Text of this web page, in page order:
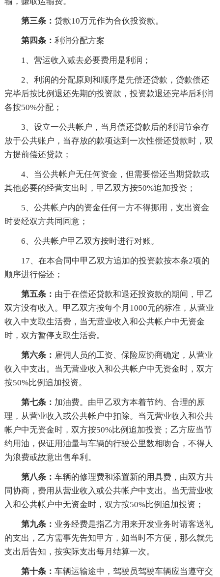
第三条： 贷款10万元作为合伙投资款。
第四条： 利润分配方案
1、营运收入减去必要费用是利润；
2、利润的分配原则和顺序是先偿还贷款，贷款偿还
完毕后按比例退还先期的投资款，投资款退还完毕后利润
各按50%分配；
3、设立一公共帐户，当月偿还贷款后的利润节余存
放于公共账户，当存放的款项达到一次性偿还贷款时，双
方提前偿还贷款；
4、当公共帐户无任何资金，但需要偿还当期贷款或
其他必要的经营支出时，甲乙双方按50%追加投资；
5、公共帐户内的资金任何一方不得挪用，支出资金
时要经双方共同同意；
6、公共帐户甲乙双方按时进行对账。
17、在本合同中甲乙双方追加的投资款按本条2项的
顺序进行偿还；
第五条： 由于在偿还贷款和退还投资款的期间，甲乙
双方没有收入。甲乙双方按每个月1000元的标准，从营业
收入中支取生活费，当无营业收入和公共帐户中无资金
时，双方暂停支取生活费。
第六条： 雇佣人员的工资、保险应协商确定，从营业
收入中支出。当无营业收入和公共帐户中无资金时，双方
按50%比例追加投资。
第七条： 加油费。由甲乙双方本着节约、合理的原
理，从营业收入或公共帐户中扣除。当无营业收入和公共
帐户中无资金时，双方按50%比例追加投资；乙方应当节
约用油，保证用油量与车辆的行驶公里数相吻合，不得人
为浪费或故意出售牟利。
第八条： 车辆的修理费和添置新的用具费，由双方共
同协商，费用从营业收入或公共帐户中支出。当无营业收
入和公共帐户中无资金时，双方按50%比例追加投资；
第九条： 业务经费是指乙方用来开发业务时请客送礼
的支出，乙方需事先告知甲方，如当时不方便，那么就先
支出后告知，按实际支出每月结算一次。
第十条： 车辆运输途中，驾驶员驾驶车辆应当遵守交